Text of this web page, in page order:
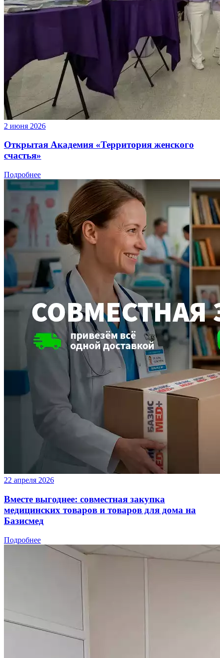
2 июня 2026
Открытая Академия «Территория женского
счастья»
Подробнее
22 апреля 2026
Вместе выгоднее: совместная закупка
медицинских товаров и товаров для дома на
Базисмед
Подробнее